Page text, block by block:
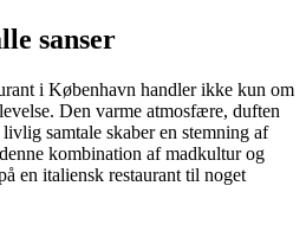
sanser
i København handler ikke kun om
Den varme atmosfære, duften
samtale skaber en stemning af
kombination af madkultur og
en italiensk restaurant til noget